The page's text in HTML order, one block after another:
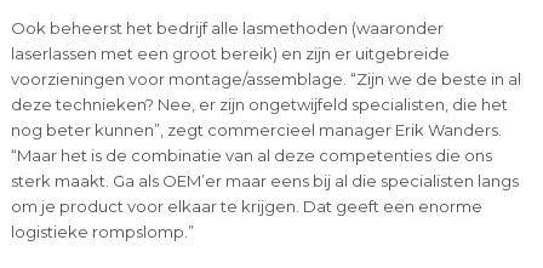
Ook beheerst het bedrijf alle lasmethoden (waaronder
laserlassen met een groot bereik) en zijn er uitgebreide
voorzieningen voor montage/assemblage. “Zijn we de beste in al
deze technieken? Nee, er zijn ongetwijfeld specialisten, die het
nog beter kunnen”, zegt commercieel manager Erik Wanders.
“Maar het is de combinatie van al deze competenties die ons
sterk maakt. Ga als OEM’er maar eens bij al die specialisten langs
om je product voor elkaar te krijgen. Dat geeft een enorme
logistieke rompslomp.”